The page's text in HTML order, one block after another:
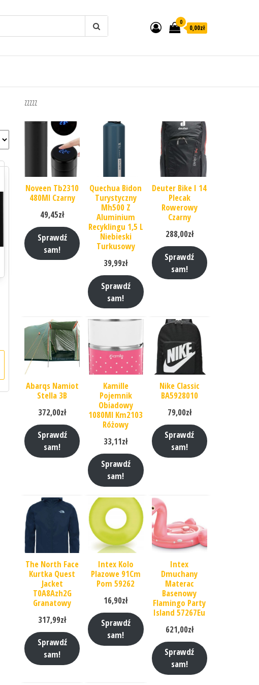
0
0,00zł
zzzzz
Noveen Tb2310
480Ml Czarny
49,45zł
Sprawdź
sam!
Quechua Bidon
Turystyczny
Mh500 Z
Aluminium
Recyklingu 1,5 L
Niebieski
Turkusowy
39,99zł
Sprawdź
sam!
Deuter Bike I 14
Plecak
Rowerowy
Czarny
288,00zł
Sprawdź
sam!
Abarqs Namiot
Stella 3B
372,00zł
Sprawdź
sam!
Kamille
Pojemnik
Obiadowy
1080Ml Km2103
Różowy
33,11zł
Sprawdź
sam!
Nike Classic
BA5928010
79,00zł
Sprawdź
sam!
The North Face
Kurtka Quest
Jacket
T0A8Azh2G
Granatowy
317,99zł
Sprawdź
sam!
Intex Kolo
Plazowe 91Cm
Pom 59262
16,90zł
Sprawdź
sam!
Intex
Dmuchany
Materac
Basenowy
Flamingo Party
Island 57267Eu
621,00zł
Sprawdź
sam!